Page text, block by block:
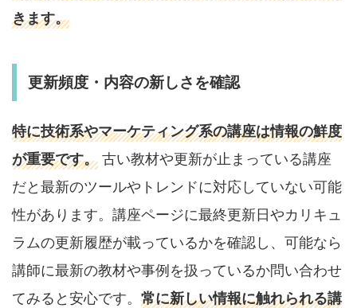
きます。
更新頻度・内容の新しさを確認
特に技術系やマーケティング系の講座は情報の鮮度
が重要です。 古い教材や更新が止まっている講座
だと最新のツールやトレンドに対応していない可能
性があります。講座ページに最終更新日やカリキュ
ラムの更新履歴が載っているかを確認し、可能なら
講師に最新の教材や事例を扱っているか問い合わせ
てみると安心です。 常に新しい情報に触れられる講